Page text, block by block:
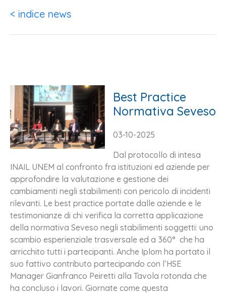
< indice news
Best Practice
Normativa Seveso
03-10-2025
Dal protocollo di intesa
INAIL UNEM al confronto fra istituzioni ed aziende per
approfondire la valutazione e gestione dei
cambiamenti negli stabilimenti con pericolo di incidenti
rilevanti. Le best practice portate dalle aziende e le
testimonianze di chi verifica la corretta applicazione
della normativa Seveso negli stabilimenti soggetti: uno
scambio esperienziale trasversale ed a 360° che ha
arricchito tutti i partecipanti. Anche Iplom ha portato il
suo fattivo contributo partecipando con l’HSE
Manager Gianfranco Peiretti alla Tavola rotonda che
ha concluso i lavori. Giornate come questa